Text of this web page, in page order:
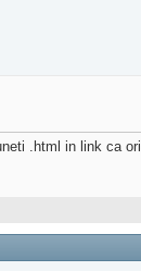
.html in link ca